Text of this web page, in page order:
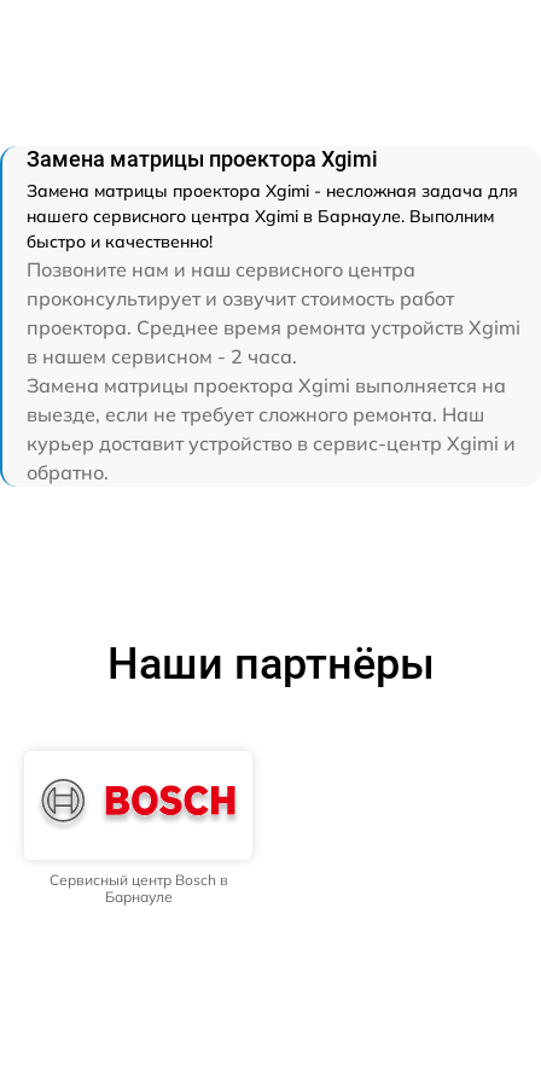
Замена матрицы проектора Xgimi
Замена матрицы проектора Xgimi - несложная задача для
нашего сервисного центра Xgimi в Барнауле. Выполним
быстро и качественно!
Позвоните нам и наш сервисного центра
проконсультирует и озвучит стоимость работ
проектора. Среднее время ремонта устройств Xgimi
в нашем сервисном - 2 часа.
Замена матрицы проектора Xgimi выполняется на
выезде, если не требует сложного ремонта. Наш
курьер доставит устройство в сервис-центр Xgimi и
обратно.
Наши партнёры
Сервисный центр Bosch в
Барнауле